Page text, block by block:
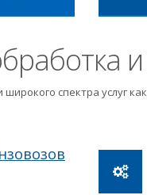
спектра услуг